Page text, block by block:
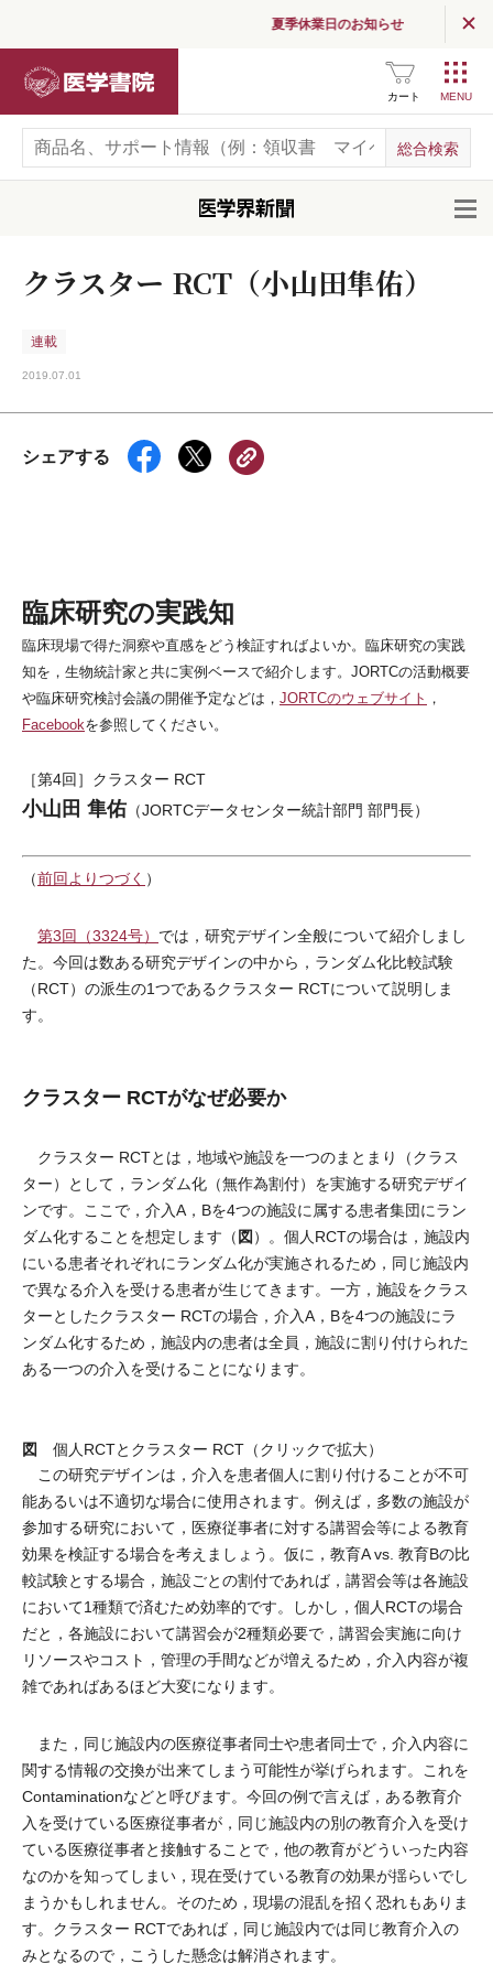
夏季休業日のお知らせ
カート
クラスター RCT（小山田隼佑）
連載
2019.07.01
シェアする
臨床研究の実践知
臨床現場で得た洞察や直感をどう検証すればよいか。臨床研究の実践
知を，生物統計家と共に実例ベースで紹介します。JORTCの活動概要
や臨床研究検討会議の開催予定などは， JORTCのウェブサイト ，
Facebookを参照してください。
［第4回］クラスター RCT
小山田 隼佑（JORTCデータセンター統計部門 部門長）
（前回よりつづく ）
第3回（3324号） では，研究デザイン全般について紹介しまし
た。今回は数ある研究デザインの中から，ランダム化比較試験
（RCT）の派生の1つであるクラスター RCTについて説明しま
す。
クラスター RCTがなぜ必要か
クラスター RCTとは，地域や施設を一つのまとまり（クラス
ター）として，ランダム化（無作為割付）を実施する研究デザイ
ンです。ここで，介入A，Bを4つの施設に属する患者集団にラン
ダム化することを想定します（図）。個人RCTの場合は，施設内
にいる患者それぞれにランダム化が実施されるため，同じ施設内
で異なる介入を受ける患者が生じてきます。一方，施設をクラス
ターとしたクラスター RCTの場合，介入A，Bを4つの施設にラ
ンダム化するため，施設内の患者は全員，施設に割り付けられた
ある一つの介入を受けることになります。
図 個人RCTとクラスター RCT（クリックで拡大）
この研究デザインは，介入を患者個人に割り付けることが不可
能あるいは不適切な場合に使用されます。例えば，多数の施設が
参加する研究において，医療従事者に対する講習会等による教育
効果を検証する場合を考えましょう。仮に，教育A vs. 教育Bの比
較試験とする場合，施設ごとの割付であれば，講習会等は各施設
において1種類で済むため効率的です。しかし，個人RCTの場合
だと，各施設において講習会が2種類必要で，講習会実施に向け
リソースやコスト，管理の手間などが増えるため，介入内容が複
雑であればあるほど大変になります。
また，同じ施設内の医療従事者同士や患者同士で，介入内容に
関する情報の交換が出来てしまう可能性が挙げられます。これを
Contaminationなどと呼びます。今回の例で言えば，ある教育介
入を受けている医療従事者が，同じ施設内の別の教育介入を受け
ている医療従事者と接触することで，他の教育がどういった内容
なのかを知ってしまい，現在受けている教育の効果が揺らいでし
まうかもしれません。そのため，現場の混乱を招く恐れもありま
す。クラスター RCTであれば，同じ施設内では同じ教育介入の
みとなるので，こうした懸念は解消されます。